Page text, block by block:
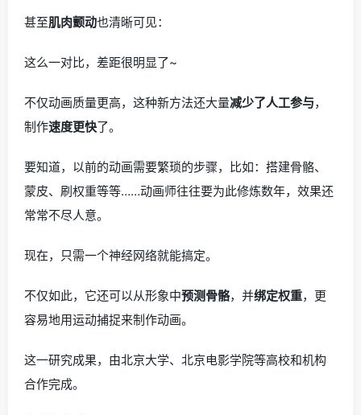
甚至肌肉颤动也清晰可见：
这么一对比，差距很明显了~
不仅动画质量更高，这种新方法还大量减少了人工参与，
制作速度更快了。
要知道，以前的动画需要繁琐的步骤，比如：搭建骨骼、
蒙皮、刷权重等等……动画师往往要为此修炼数年，效果还
常常不尽人意。
现在，只需一个神经网络就能搞定。
不仅如此，它还可以从形象中预测骨骼，并绑定权重，更
容易地用运动捕捉来制作动画。
这一研究成果，由北京大学、北京电影学院等高校和机构
合作完成。